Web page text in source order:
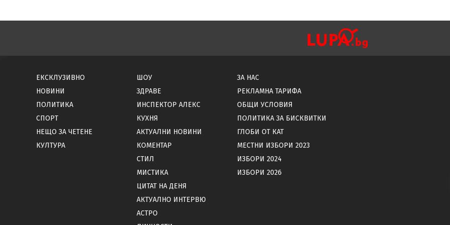
ЕКСКЛУЗИВНО
НОВИНИ
ПОЛИТИКА
СПОРТ
НЕЩО ЗА ЧЕТЕНЕ
КУЛТУРА
ШОУ
ЗДРАВЕ
ИНСПЕКТОР АЛЕКС
КУХНЯ
АКТУАЛНИ НОВИНИ
КОМЕНТАР
СТИЛ
МИСТИКА
ЦИТАТ НА ДЕНЯ
АКТУАЛНО ИНТЕРВЮ
АСТРО
ЗА НАС
РЕКЛАМНА ТАРИФА
ОБЩИ УСЛОВИЯ
ПОЛИТИКА ЗА БИСКВИТКИ
ГЛОБИ ОТ КАТ
МЕСТНИ ИЗБОРИ 2023
ИЗБОРИ 2024
ИЗБОРИ 2026